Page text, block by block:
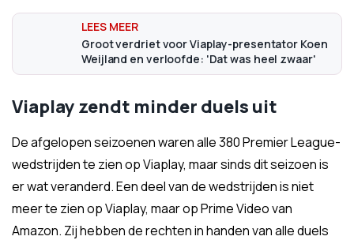
Groot verdriet voor Viaplay-presentator Koen
Weijland en verloofde: 'Dat was heel zwaar'
Viaplay zendt minder duels uit
De afgelopen seizoenen waren alle 380 Premier League-
wedstrijden te zien op Viaplay, maar sinds dit seizoen is
er wat veranderd. Een deel van de wedstrijden is niet
meer te zien op Viaplay, maar op Prime Video van
Amazon. Zij hebben de rechten in handen van alle duels